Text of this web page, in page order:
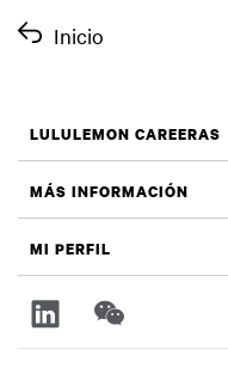
Inicio
LULULEMON CAREERAS
Empleos
Buscar Trabajos
MÁS INFORMACIÓN
Sostenibilidad e impacto social
lululemon.com
MI PERFIL